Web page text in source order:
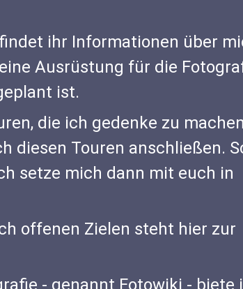
ihr Informationen über
Ausrüstung für die
ist.
die ich gedenke zu
diesen Touren anschließen.
setze mich dann mit euch in
offenen Zielen steht hier zur
- genannt Fotowiki - biete